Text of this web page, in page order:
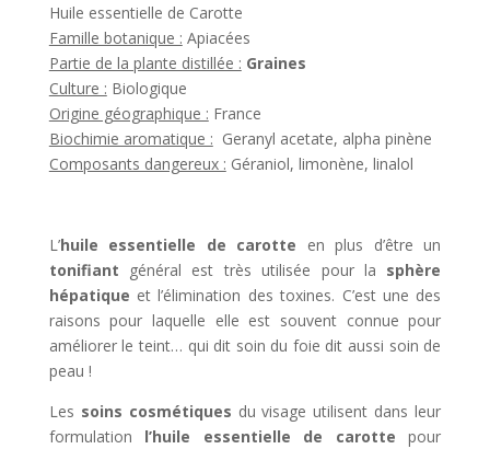
Huile essentielle de Carotte
Famille botanique : Apiacées
Partie de la plante distillée : Graines
Culture : Biologique
Origine géographique : France
Biochimie aromatique : Geranyl acetate, alpha pinène
Composants dangereux : Géraniol, limonène, linalol
L’huile essentielle de carotte en plus d’être un
tonifiant général est très utilisée pour la sphère
hépatique et l’élimination des toxines. C’est une des
raisons pour laquelle elle est souvent connue pour
améliorer le teint… qui dit soin du foie dit aussi soin de
peau !
Les soins cosmétiques du visage utilisent dans leur
formulation l’huile essentielle de carotte pour